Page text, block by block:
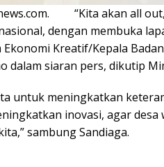
“Kita akan all out,
dengan membuka
Kreatif/Kepala
dalam siaran pers, dikutip
untuk meningkatkan
inovasi, agar
sambung Sandiaga.